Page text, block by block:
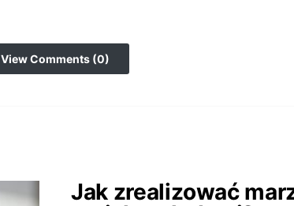
View Comments (0)
Jak zrealizować